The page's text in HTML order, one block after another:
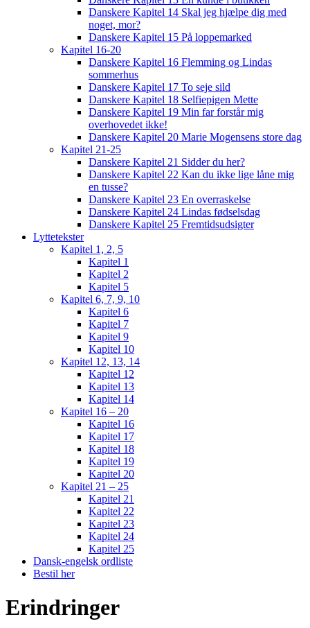
Danskere Kapitel 14 Skal jeg hjælpe dig med
noget, mor?
Danskere Kapitel 15 På loppemarked
Kapitel 16-20
Danskere Kapitel 16 Flemming og Lindas
sommerhus
Danskere Kapitel 17 To seje sild
Danskere Kapitel 18 Selfiepigen Mette
Danskere Kapitel 19 Min far forstår mig
overhovedet ikke!
Danskere Kapitel 20 Marie Mogensens store dag
Kapitel 21-25
Danskere Kapitel 21 Sidder du her?
Danskere Kapitel 22 Kan du ikke lige låne mig
en tusse?
Danskere Kapitel 23 En overraskelse
Danskere Kapitel 24 Lindas fødselsdag
Danskere Kapitel 25 Fremtidsudsigter
Lyttetekster
Kapitel 1, 2, 5
Kapitel 1
Kapitel 2
Kapitel 5
Kapitel 6, 7, 9, 10
Kapitel 6
Kapitel 7
Kapitel 9
Kapitel 10
Kapitel 12, 13, 14
Kapitel 12
Kapitel 13
Kapitel 14
Kapitel 16 – 20
Kapitel 16
Kapitel 17
Kapitel 18
Kapitel 19
Kapitel 20
Kapitel 21 – 25
Kapitel 21
Kapitel 22
Kapitel 23
Kapitel 24
Kapitel 25
Dansk-engelsk ordliste
Bestil her
Erindringer